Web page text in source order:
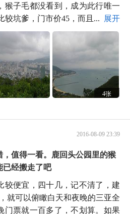
猴子毛都没看到，成为此行唯一
坑爹，门市价45，而且...
展开
4张
2016-08-09 23:39
值得一看。鹿回头公园里的猴
已经搬走了吧
较便宜，四十几，记不清了，建
就可以俯瞰白天和夜晚的三亚全
门票就一百多了，不划算。如果